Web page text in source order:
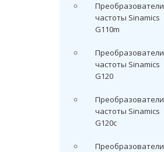
Преобразователи
частоты Sinamics
G110m
Преобразователи
частоты Sinamics
G120
Преобразователи
частоты Sinamics
G120c
Преобразователи